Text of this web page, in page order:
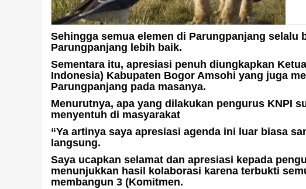
Sehingga semua elemen di Parungpanjang
Parungpanjang lebih baik.
Sementara itu, apresiasi penuh diungkapkan
Indonesia) Kabupaten Bogor Amsohi yang juga
Parungpanjang pada masanya.
Menurutnya, apa yang dilakukan pengurus KNPI
menyentuh di masyarakat
“Ya artinya saya apresiasi agenda ini luar biasa
langsung.
Saya ucapkan selamat dan apresiasi kepada
menunjukkan hasil kolaborasi karena terbukti
membangun 3 (Komitmen.